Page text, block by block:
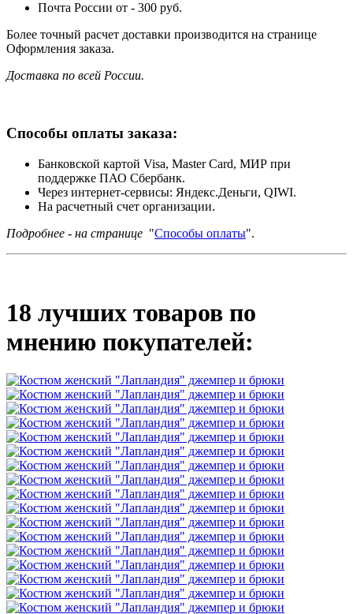
Почта России от - 300 руб.
Более точный расчет доставки производится на странице
Оформления заказа.
Доставка по всей России.
Способы оплаты заказа:
Банковской картой Visa, Master Card, МИР при
поддержке ПАО Сбербанк.
Через интернет-сервисы: Яндекс.Деньги, QIWI.
На расчетный счет организации.
Подробнее - на странице "Способы оплаты".
18 лучших товаров по
мнению покупателей: